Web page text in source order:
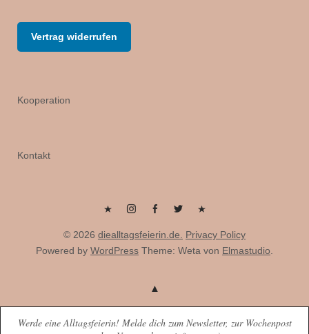
Vertrag widerrufen
Kooperation
Kontakt
PinterestInstagramFacebook
TwitterFlipboard
© 2026 diealltagsfeierin.de.
Privacy Policy
Powered by WordPress Theme: Weta von Elmastudio
Werde eine Alltagsfeierin! Melde dich zum Newsletter, zur Wochenpost